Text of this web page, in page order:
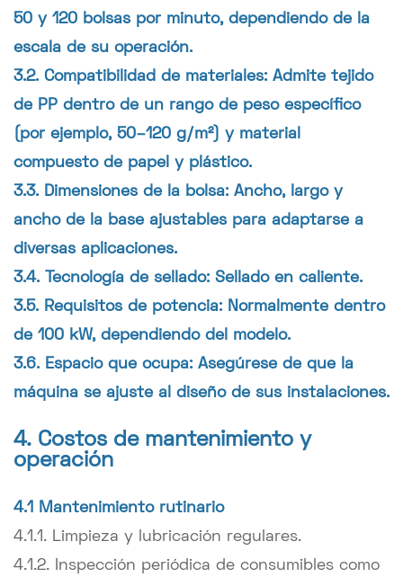
50 y 120 bolsas por minuto, dependiendo de la
escala de su operación.
3.2. Compatibilidad de materiales: Admite tejido
de PP dentro de un rango de peso específico
(por ejemplo, 50–120 g/m²) y material
compuesto de papel y plástico.
3.3. Dimensiones de la bolsa: Ancho, largo y
ancho de la base ajustables para adaptarse a
diversas aplicaciones.
3.4. Tecnología de sellado: Sellado en caliente.
3.5. Requisitos de potencia: Normalmente dentro
de 100 kW, dependiendo del modelo.
3.6. Espacio que ocupa: Asegúrese de que la
máquina se ajuste al diseño de sus instalaciones.
4. Costos de mantenimiento y
operación
4.1 Mantenimiento rutinario
4.1.1. Limpieza y lubricación regulares.
4.1.2. Inspección periódica de consumibles como